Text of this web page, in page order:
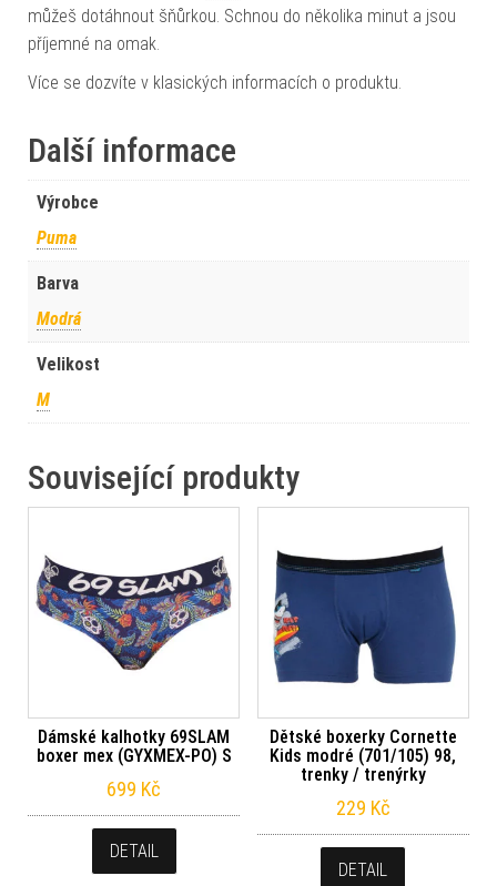
můžeš dotáhnout šňůrkou. Schnou do několika minut a jsou
příjemné na omak.
Více se dozvíte v klasických informacích o produktu.
Další informace
Výrobce
Puma
Barva
Modrá
Velikost
M
Související produkty
Dámské kalhotky 69SLAM
boxer mex (GYXMEX-PO) S
699 Kč
DETAIL
Dětské boxerky Cornette
Kids modré (701/105) 98,
trenky / trenýrky
229 Kč
DETAIL